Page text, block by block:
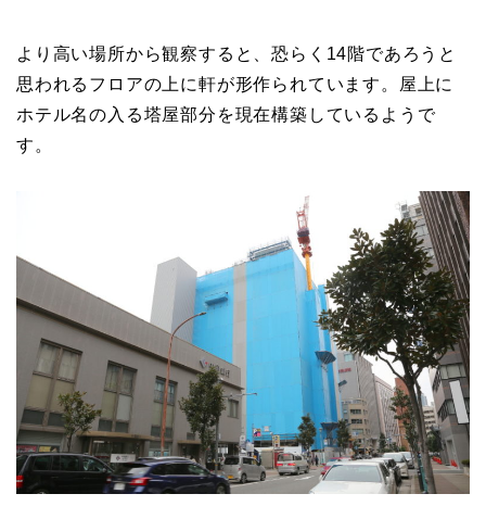
より高い場所から観察すると、恐らく14階であろうと
思われるフロアの上に軒が形作られています。屋上に
ホテル名の入る塔屋部分を現在構築しているようで
す。